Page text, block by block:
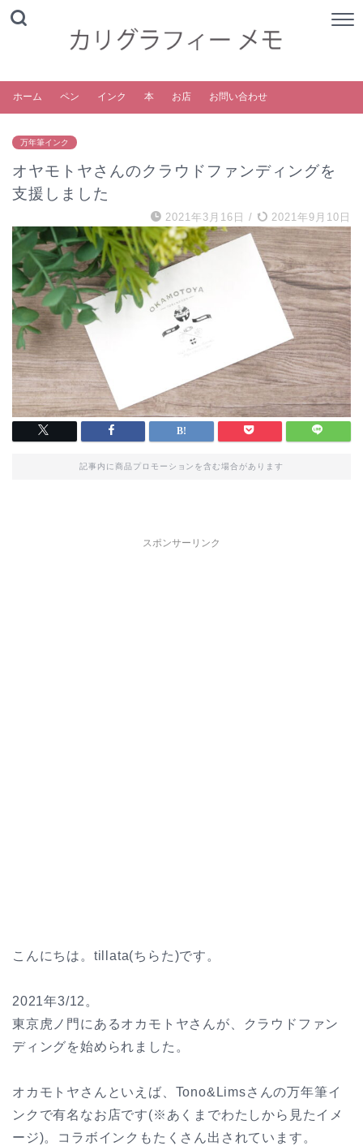
ホーム ペン インク 本 お店 お問い合わせ
万年筆インク
オヤモトヤさんのクラウドファンディングを
支援しました
2021年3月16日 / 2021年9月10日
記事内に商品プロモーションを含む場合があります
スポンサーリンク
こんにちは。tillata(ちらた)です。
2021年3/12。
東京虎ノ門にあるオカモトヤさんが、クラウドファン
ディングを始められました。
オカモトヤさんといえば、Tono&Limsさんの万年筆イ
ンクで有名なお店です(※あくまでわたしから見たイメ
ージ)。コラボインクもたくさん出されています。